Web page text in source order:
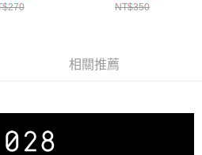
NT$350
相關推薦